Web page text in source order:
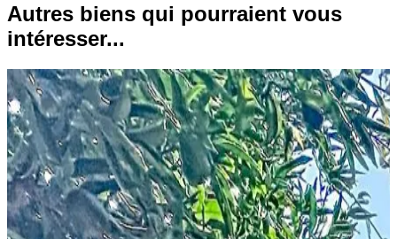
Autres biens qui pourraient vous
intéresser...